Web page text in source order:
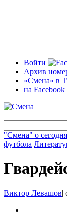
Войти
Архив
«Смена» в
на Facebook
"Смена" о
футбола
Виктор Левашов|